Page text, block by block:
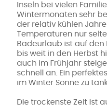
Inseln bei vielen
Wintermonaten sehr
der relativ kühlen
Temperaturen nur
Badeurlaub ist auf
bis weit in den Herbst
auch im Frühjahr
schnell an. Ein
im Winter Sonne zu
Die trockenste Zeit ist